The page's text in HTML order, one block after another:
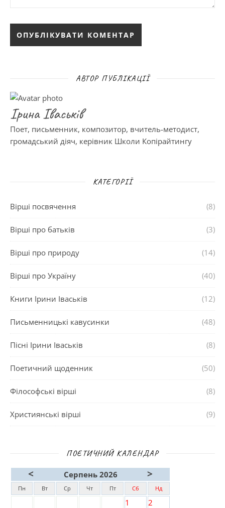
АВТОР ПУБЛІКАЦІЇ
Ірина Іваськів
Поет, письменник, композитор, вчитель-методист,
громадський діяч, керівник Школи Копірайтингу
КАТЕГОРІЇ
Вірші посвячення (8)
Вірші про батьків (3)
Вірші про природу (14)
Вірші про Україну (40)
Книги Ірини Іваськів (12)
Письменницькі кавусинки (48)
Пісні Ірини Іваськів (8)
Поетичний щоденник (50)
Філософські вірші (8)
Християнські вірші (9)
ПОЕТИЧНИЙ КАЛЕНДАР
< Серпень 2026 >
Пн Вт Ср Чт Пт Сб Нд
1
2